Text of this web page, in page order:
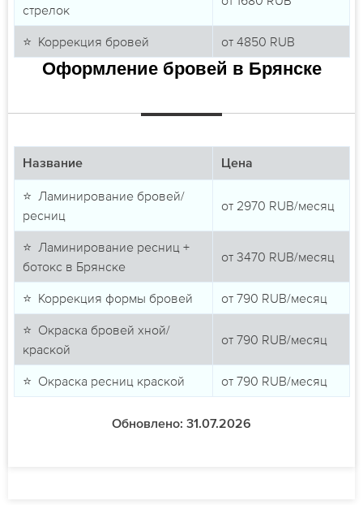
стрелок
⭐ Коррекция бровей от 4850 RUB
Оформление бровей в Брянске
Название Цена
⭐ Ламинирование бровей/
ресниц
от 2970 RUB/месяц
⭐ Ламинирование ресниц +
ботокс в Брянске
от 3470 RUB/месяц
⭐ Коррекция формы бровей от 790 RUB/месяц
⭐ Окраска бровей хной/
краской
от 790 RUB/месяц
⭐ Окраска ресниц краской от 790 RUB/месяц
Обновлено: 31.07.2026